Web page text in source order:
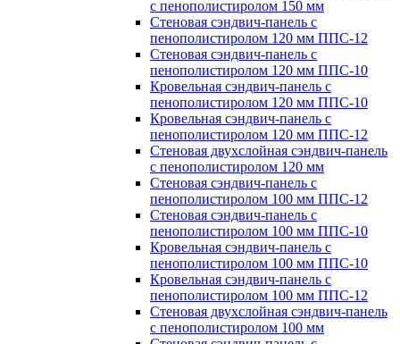
с пенополистиролом 150 мм
Стеновая сэндвич-панель с
пенополистиролом 120 мм ППС-12
Стеновая сэндвич-панель с
пенополистиролом 120 мм ППС-10
Кровельная сэндвич-панель с
пенополистиролом 120 мм ППС-10
Кровельная сэндвич-панель с
пенополистиролом 120 мм ППС-12
Стеновая двухслойная сэндвич-панель
с пенополистиролом 120 мм
Стеновая сэндвич-панель с
пенополистиролом 100 мм ППС-12
Стеновая сэндвич-панель с
пенополистиролом 100 мм ППС-10
Кровельная сэндвич-панель с
пенополистиролом 100 мм ППС-10
Кровельная сэндвич-панель с
пенополистиролом 100 мм ППС-12
Стеновая двухслойная сэндвич-панель
с пенополистиролом 100 мм